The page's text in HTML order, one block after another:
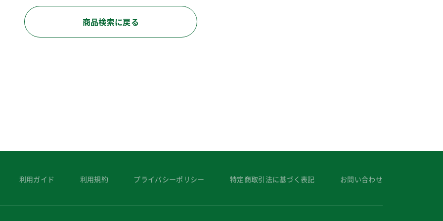
商品検索に戻る
利用ガイド 利用規約 プライバシーポリシー 特定商取引法に基づく表記 お問い合わせ